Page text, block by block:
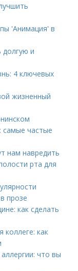
'Анимация' в
долгую и
4 ключевых
жизненный
самые частые
нам навредить
рта для
прозе
как сделать
как
что вы